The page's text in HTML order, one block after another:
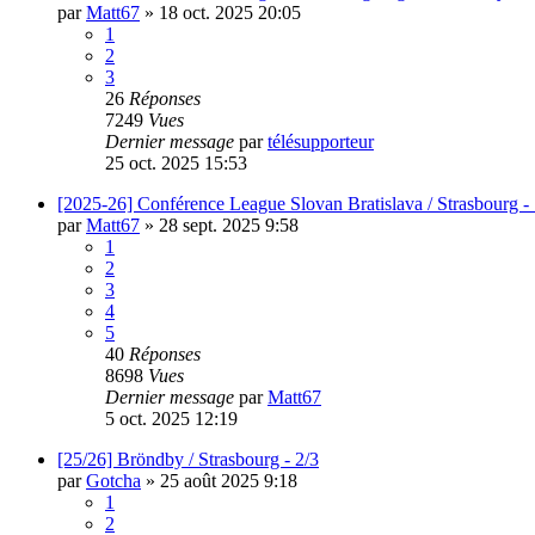
parMatt67 » 18 oct. 2025 20:05
1
2
3
26 Réponses
7249 Vues
Dernier message partélésupporteur
25 oct. 2025 15:53
[2025-26] Conférence League Slovan Bratislava / Strasbourg -
parMatt67 » 28 sept. 2025 9:58
1
2
3
4
5
40 Réponses
8698 Vues
Dernier message parMatt67
5 oct. 2025 12:19
[25/26] Bröndby / Strasbourg - 2/3
parGotcha » 25 août 2025 9:18
1
2